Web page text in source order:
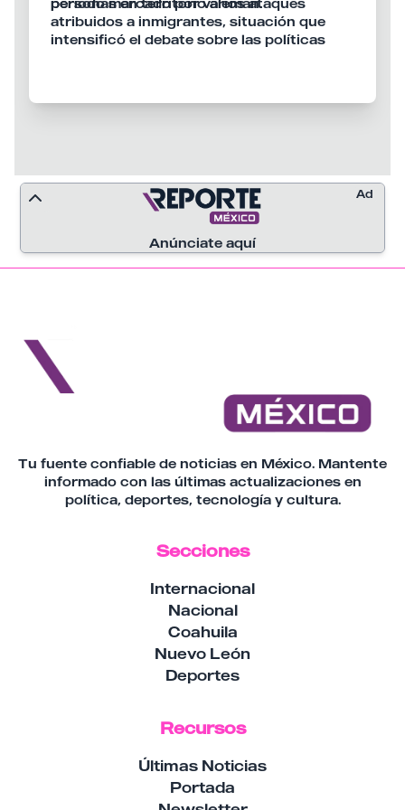
personas en territorio alemán.
periodo marcado por varios ataques
atribuidos a inmigrantes, situación que
intensificó el debate sobre las políticas
Anúnciate aquí
Ad
Tu fuente confiable de noticias en México. Mantente
informado con las últimas actualizaciones en
política, deportes, tecnología y cultura.
Secciones
Internacional
Nacional
Coahuila
Nuevo León
Deportes
Recursos
Últimas Noticias
Portada